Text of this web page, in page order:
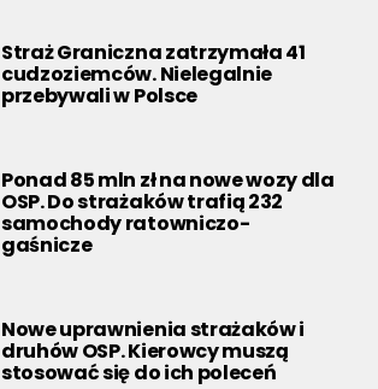
Straż Graniczna zatrzymała 41
cudzoziemców. Nielegalnie
przebywali w Polsce
Ponad 85 mln zł na nowe wozy dla
OSP. Do strażaków trafią 232
samochody ratowniczo-
gaśnicze
Nowe uprawnienia strażaków i
druhów OSP. Kierowcy muszą
stosować się do ich poleceń